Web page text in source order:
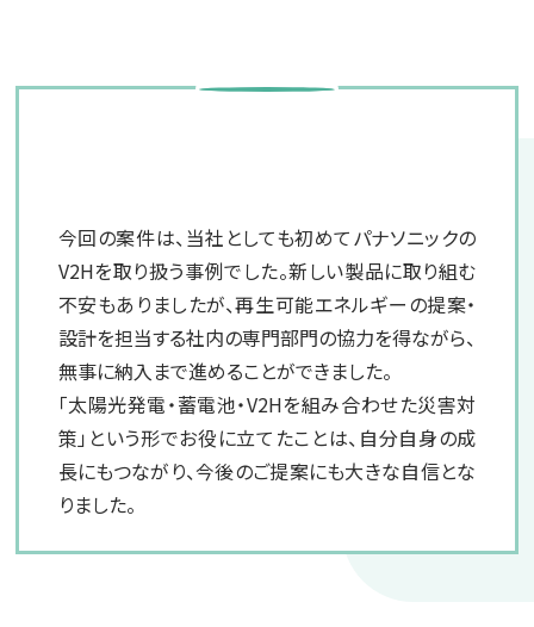
今回の案件は、当社としても初めてパナソニックの
V2Hを取り扱う事例でした。新しい製品に取り組む
不安もありましたが、再生可能エネルギーの提案・
設計を担当する社内の専門部門の協力を得ながら、
無事に納入まで進めることができました。
「太陽光発電・蓄電池・V2Hを組み合わせた災害対
策」という形でお役に立てたことは、自分自身の成
長にもつながり、今後のご提案にも大きな自信とな
りました。